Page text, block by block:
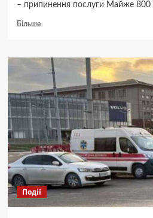
– припинення послуги Майже 800
БільшеДокладніше
Дніпра
продовжує
«відрізати»
боржників
від
послуг:
що
зробити,
щоб
цього
не
сталося
Події